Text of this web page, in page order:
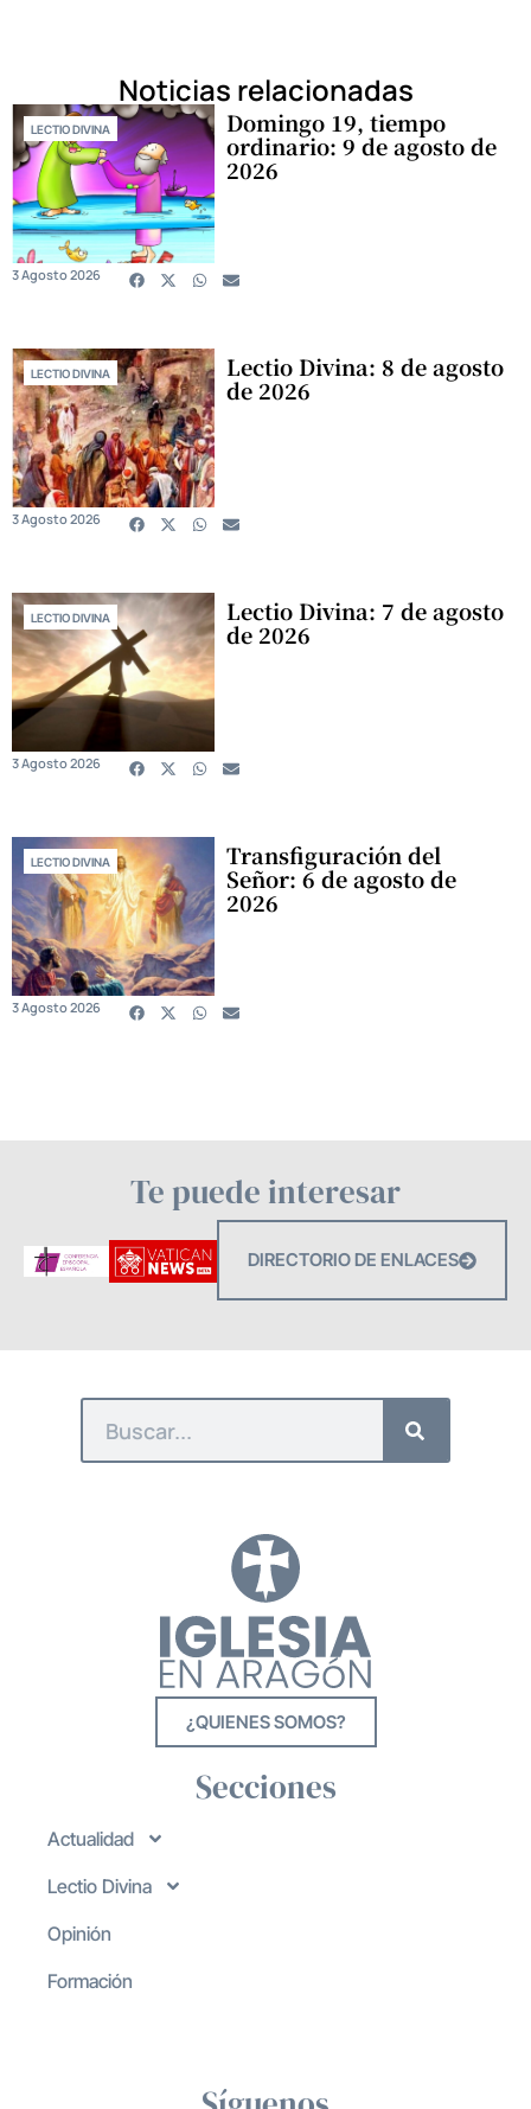
Noticias relacionadas
LECTIO DIVINA Domingo 19, tiempo
ordinario: 9 de agosto de
2026
3 Agosto 2026
LECTIO DIVINA Lectio Divina: 8 de agosto
de 2026
3 Agosto 2026
LECTIO DIVINA Lectio Divina: 7 de agosto
de 2026
3 Agosto 2026
LECTIO DIVINA Transfiguración del
Señor: 6 de agosto de
2026
3 Agosto 2026
Te puede interesar
DIRECTORIO DE ENLACES
¿QUIENES SOMOS?
Secciones
Actualidad
Lectio Divina
Opinión
Formación